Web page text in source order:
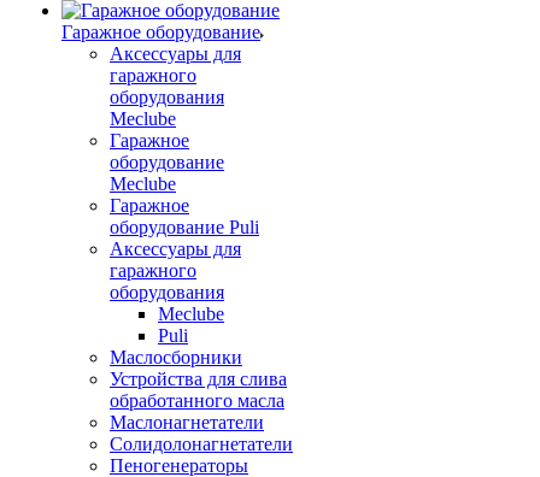
Гаражное оборудование
Аксессуары для
гаражного
оборудования
Meclube
Гаражное
оборудование
Meclube
Гаражное
оборудование Puli
Аксессуары для
гаражного
оборудования
Meclube
Puli
Маслосборники
Устройства для слива
обработанного масла
Маслонагнетатели
Солидолонагнетатели
Пеногенераторы